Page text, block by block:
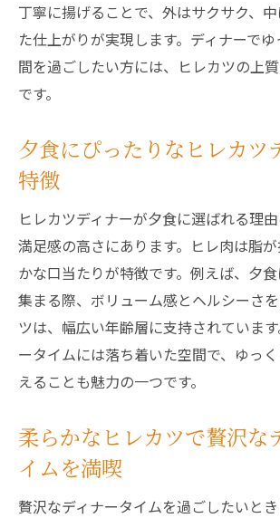
丁寧に揚げることで、外はサクサク、
た仕上がりが実現します。ディナーで
間を過ごしたい方には、ヒレカツの上
です。
夕食にぴったりなヒレカツ
特徴
ヒレカツディナーが夕食に選ばれる理
満足感の高さにあります。ヒレ肉は脂
かな口当たりが特徴です。例えば、夕
集まる際、ボリューム感とヘルシーさ
ツは、幅広い年齢層に支持されていま
ータイムには落ち着いた空間で、ゆっ
えることも魅力の一つです。
柔らかなヒレカツで贅沢な
イムを満喫
贅沢なディナータイムを過ごしたいと